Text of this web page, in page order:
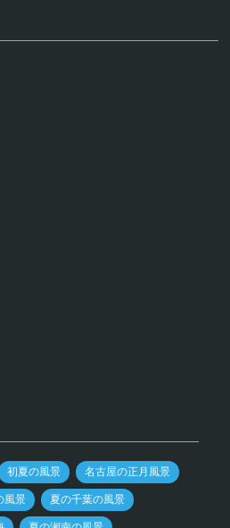
初夏の風景 名古屋の正月風景
風景 夏の千葉の風景